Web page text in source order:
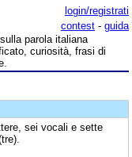
login/registrati
contest - guida
parola italiana
curiosità, frasi di
sei vocali e sette